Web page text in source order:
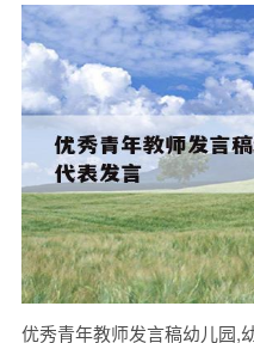
优秀青年教师发言稿幼儿园,